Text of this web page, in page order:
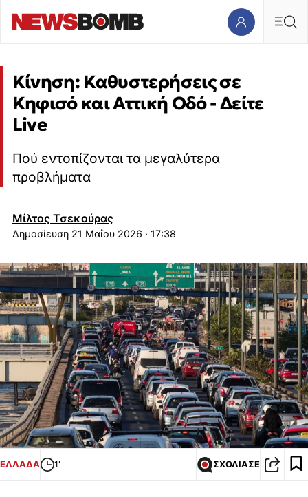
Κίνηση: Καθυστερήσεις σε
Κηφισό και Αττική Οδό - Δείτε
Live
Πού εντοπίζονται τα μεγαλύτερα
προβλήματα
Μίλτος Τσεκούρας
21 Μαΐου 2026 · 17:38
ΕΛΛΑΔΑ 1' ΣΧΟΛΙΑΣΕ